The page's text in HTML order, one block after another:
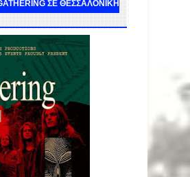
ΣΕ ΘΕΣΣΑΛΟΝΙΚΗ